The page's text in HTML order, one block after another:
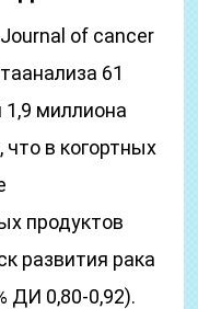
of cancer
61
миллиона
что в когортных
продуктов
развития рака
ДИ 0,80-0,92).